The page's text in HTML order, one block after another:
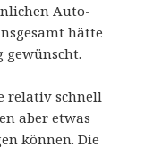
Auto-
hätte
gewünscht.
relativ schnell
aber etwas
können. Die